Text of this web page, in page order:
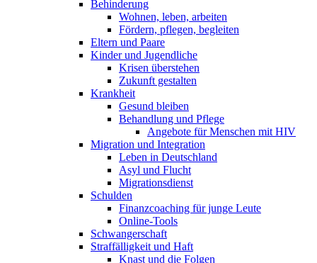
Behinderung
Wohnen, leben, arbeiten
Fördern, pflegen, begleiten
Eltern und Paare
Kinder und Jugendliche
Krisen überstehen
Zukunft gestalten
Krankheit
Gesund bleiben
Behandlung und Pflege
Angebote für Menschen mit HIV
Migration und Integration
Leben in Deutschland
Asyl und Flucht
Migrationsdienst
Schulden
Finanzcoaching für junge Leute
Online-Tools
Schwangerschaft
Straffälligkeit und Haft
Knast und die Folgen